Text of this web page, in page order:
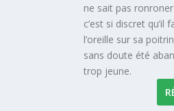
ne sait pas
c’est si discret qu’il
l’oreille sur sa
sans doute été
trop jeune.